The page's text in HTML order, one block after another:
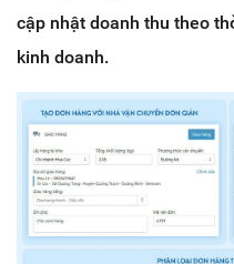
cập nhật doanh thu theo
kinh doanh.